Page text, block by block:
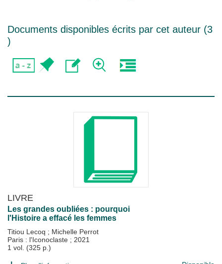
Documents disponibles écrits par cet auteur (3
)
LIVRE
Les grandes oubliées : pourquoi
l'Histoire a effacé les femmes
Titiou Lecoq ; Michelle Perrot
Paris : l'Iconoclaste ; 2021
1 vol. (325 p.)